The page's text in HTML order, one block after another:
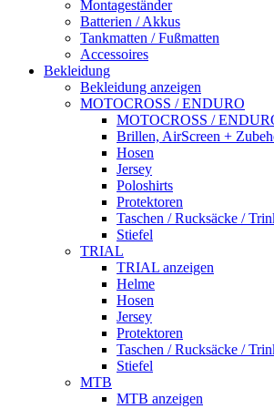
Montageständer
Batterien / Akkus
Tankmatten / Fußmatten
Accessoires
Bekleidung
Bekleidung anzeigen
MOTOCROSS / ENDURO
MOTOCROSS /
Brillen, AirScreen +
Hosen
Jersey
Poloshirts
Protektoren
Taschen / Rucksäcke /
Stiefel
TRIAL
TRIAL anzeigen
Helme
Hosen
Jersey
Protektoren
Taschen / Rucksäcke /
Stiefel
MTB
MTB anzeigen